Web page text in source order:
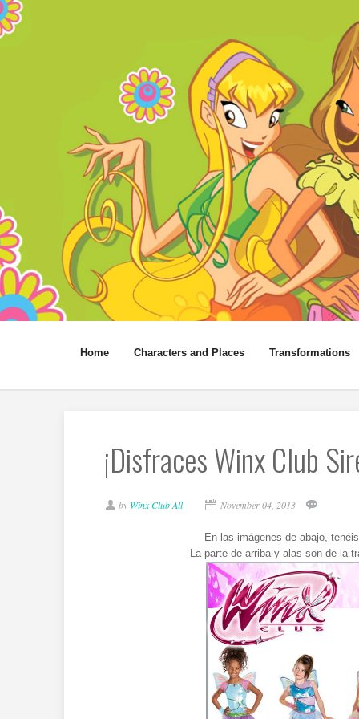
Home Characters and Places Transformations
¡Disfraces Winx Club
by Winx Club All November 04, 2013
En las imágenes de abajo,
La parte de arriba y alas son de la